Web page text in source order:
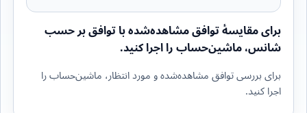
برای مقایسهٔ توافق مشاهده‌شده با توافق بر حسب
شانس، ماشین‌حساب را اجرا کنید.
برای بررسی توافق مشاهده‌شده و مورد انتظار، ماشین‌حساب را
اجرا کنید.